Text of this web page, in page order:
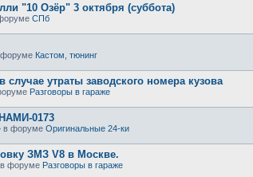
"10 Озёр" 3 октября (суббота)
СПб
форуме Кастом, тюнинг
утраты заводского номера кузова
Разговоры в гараже
0173
в форуме Оригинальные 24-ки
ЗМЗ V8 в Москве.
в форуме Разговоры в гараже